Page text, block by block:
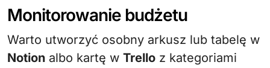
Monitorowanie budżetu
Warto utworzyć osobny arkusz lub tabelę w
Notion albo kartę w Trello z kategoriami